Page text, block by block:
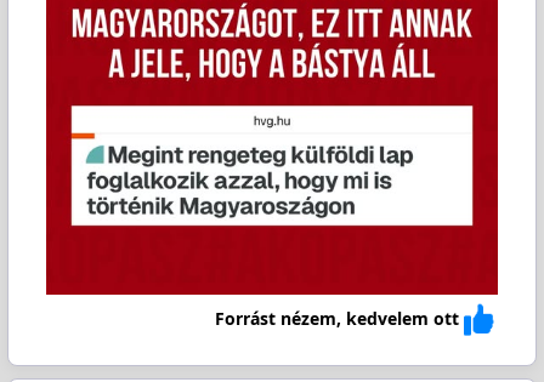
Forrást nézem, kedvelem ott